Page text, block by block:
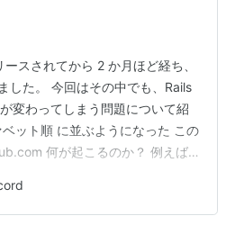
スされてから 2 か月ほど経ち、
した。 今回はその中でも、Rails
変わってしまう問題について紹
ット順 に並ぶようになった この
何が起こるのか？ 例えば